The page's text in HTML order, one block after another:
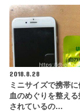
2018.8.28
ミニサイズで携帯
血のめぐりを整え
されているの…